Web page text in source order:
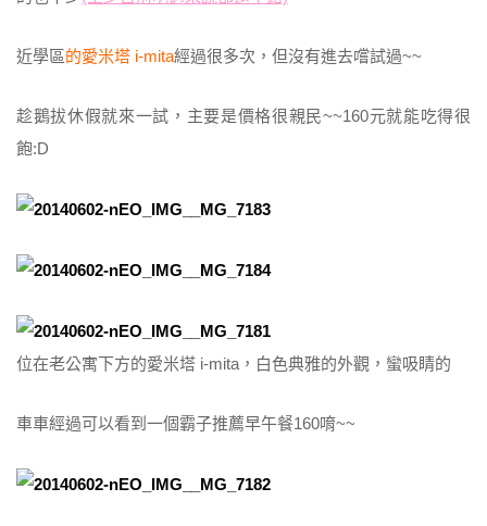
近學區的愛米塔 i-mita經過很多次，但沒有進去嚐試過~~
趁鵝拔休假就來一試，主要是價格很親民~~160元就能吃得很
飽:D
位在老公寓下方的愛米塔 i-mita，白色典雅的外觀，蠻吸睛的
車車經過可以看到一個霸子推薦早午餐160唷~~